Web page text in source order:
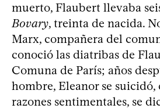
muerto, Flaubert llevaba
Bovary, treinta de nacida.
Marx, compañera del
conoció las diatribas de
Comuna de París; años
hombre, Eleanor se
razones sentimentales, se